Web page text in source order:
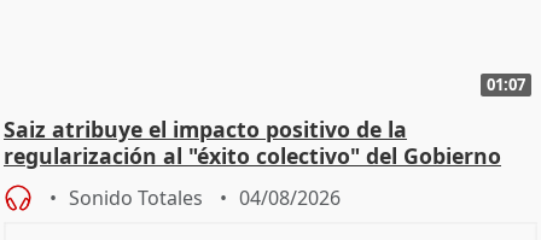
01:07
Saiz atribuye el impacto positivo de la
regularización al "éxito colectivo" del Gobierno
Sonido Totales 04/08/2026